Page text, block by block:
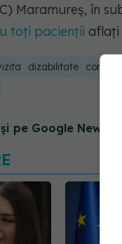
Maramureş, în
toţi pacienţii aflaţi
dizabilitate
conditii
pe Google News -